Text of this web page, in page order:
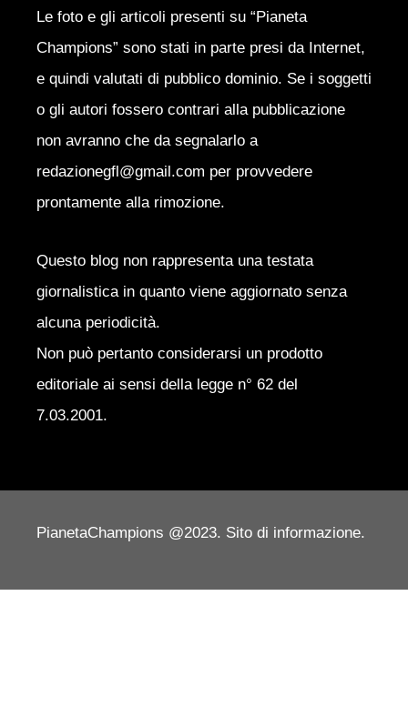
Le foto e gli articoli presenti su “Pianeta
Champions” sono stati in parte presi da Internet,
e quindi valutati di pubblico dominio. Se i soggetti
o gli autori fossero contrari alla pubblicazione
non avranno che da segnalarlo a
redazionegfl@gmail.com per provvedere
prontamente alla rimozione.
Questo blog non rappresenta una testata
giornalistica in quanto viene aggiornato senza
alcuna periodicità.
Non può pertanto considerarsi un prodotto
editoriale ai sensi della legge n° 62 del
7.03.2001.
PianetaChampions @2023. Sito di informazione.